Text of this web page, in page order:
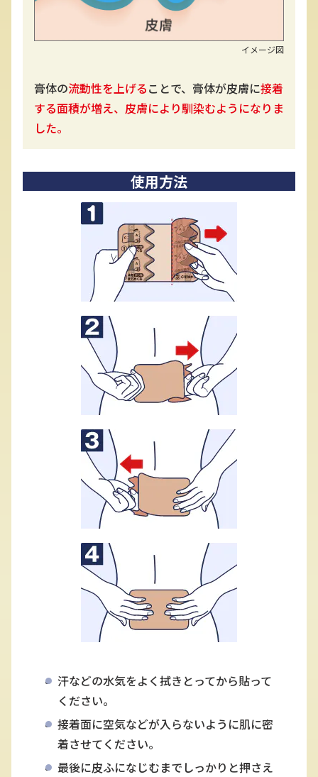
イメージ図
膏体の流動性を上げることで、膏体が皮膚に接着
する面積が増え、皮膚により馴染むようになりま
した。
使用方法
汗などの水気をよく拭きとってから貼って
ください。
接着面に空気などが入らないように肌に密
着させてください。
最後に皮ふになじむまでしっかりと押さえ